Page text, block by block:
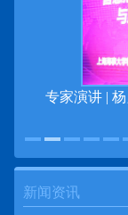
专家演讲 |
新闻资讯